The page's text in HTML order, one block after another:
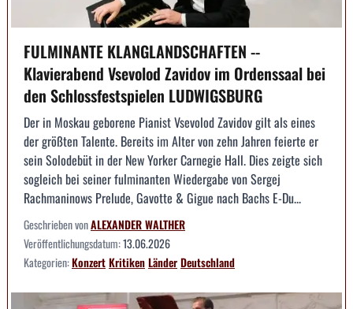
FULMINANTE KLANGLANDSCHAFTEN --
Klavierabend Vsevolod Zavidov im Ordenssaal bei
den Schlossfestspielen LUDWIGSBURG
Der in Moskau geborene Pianist Vsevolod Zavidov gilt als eines
der größten Talente. Bereits im Alter von zehn Jahren feierte er
sein Solodebüt in der New Yorker Carnegie Hall. Dies zeigte sich
sogleich bei seiner fulminanten Wiedergabe von Sergej
Rachmaninows Prelude, Gavotte & Gigue nach Bachs E-Du...
Geschrieben vonALEXANDER WALTHER
Veröffentlichungsdatum:13.06.2026
Kategorien:KonzertKritikenLänderDeutschland